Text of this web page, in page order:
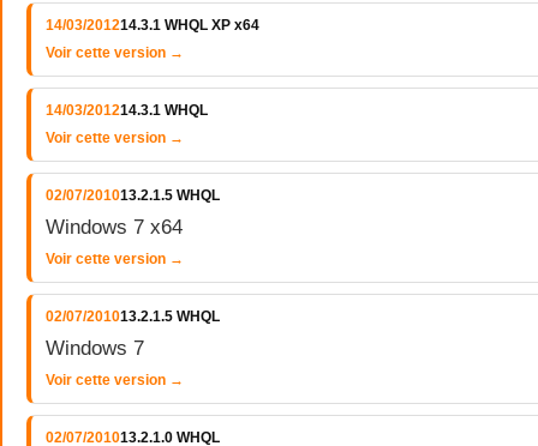
14/03/201214.3.1 WHQL XP x64
Voir cette version →
14/03/201214.3.1 WHQL
Voir cette version →
02/07/201013.2.1.5 WHQL
Windows 7 x64
Voir cette version →
02/07/201013.2.1.5 WHQL
Windows 7
Voir cette version →
02/07/201013.2.1.0 WHQL